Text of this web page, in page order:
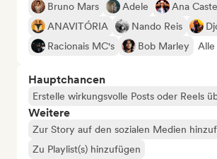
Bruno Mars Adele
Ana
ANAVITÓRIA
Nando Reis
Racionais MC's
Bob Marley Alle
Hauptchancen
Erstelle wirkungsvolle Posts oder Reels
Weitere
Zur Story auf den sozialen Medien
Zu Playlist(s) hinzufügen